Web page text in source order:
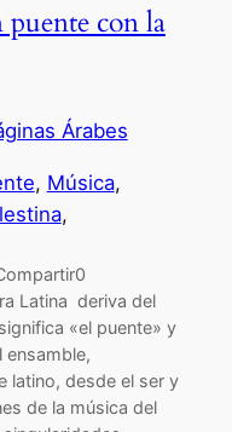
con la
Árabes
, Música
Latina deriva del
ensamble,
latino, desde el ser y
de la música del